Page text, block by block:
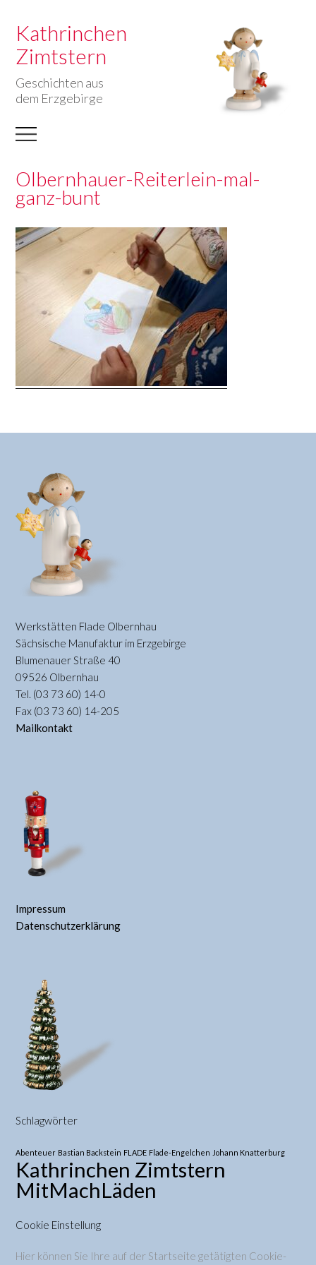
Kathrinchen
Zimtstern
Geschichten aus
dem Erzgebirge
Olbernhauer-Reiterlein-mal-
ganz-bunt
Werkstätten Flade Olbernhau
Sächsische Manufaktur im Erzgebirge
Blumenauer Straße 40
09526 Olbernhau
Tel. (03 73 60) 14-0
Fax (03 73 60) 14-205
Mailkontakt
Impressum
Datenschutzerklärung
Schlagwörter
Abenteuer Bastian Backstein FLADE Flade-Engelchen Johann Knatterburg
Kathrinchen Zimtstern
MitMachLäden
Cookie Einstellung
Hier können Sie Ihre auf der Startseite getätigten Cookie-